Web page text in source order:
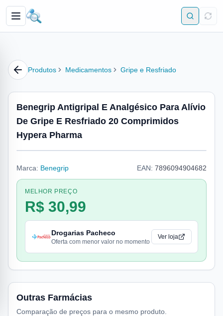
Produtos Medicamentos Gripe e Resfriado
Benegrip Antigripal E Analgésico Para Alívio
De Gripe E Resfriado 20 Comprimidos
Hypera Pharma
Marca: Benegrip EAN: 7896094904682
MELHOR PREÇO
R$ 30,99
Drogarias Pacheco
Oferta com menor valor no momento
Ver loja
Outras Farmácias
Comparação de preços para o mesmo produto.